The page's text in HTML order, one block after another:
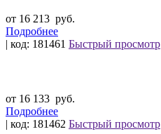
от 16 213 руб.
Подробнее
| код: 181461 Быстрый просмотр
от 16 133 руб.
Подробнее
| код: 181462 Быстрый просмотр